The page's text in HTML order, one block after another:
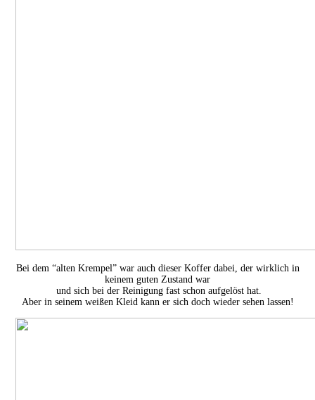
Bei dem “alten Krempel” war auch dieser Koffer dabei, der wirklich in
keinem guten Zustand war
und sich bei der Reinigung fast schon aufgelöst hat.
Aber in seinem weißen Kleid kann er sich doch wieder sehen lassen!